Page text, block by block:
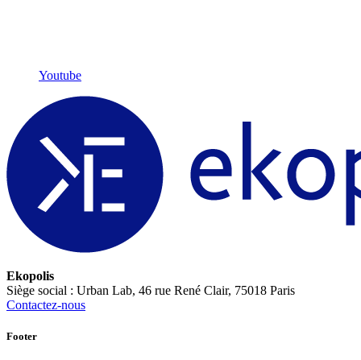
Youtube
Ekopolis
Siège social : Urban Lab, 46 rue René Clair, 75018 Paris
Contactez-nous
Footer